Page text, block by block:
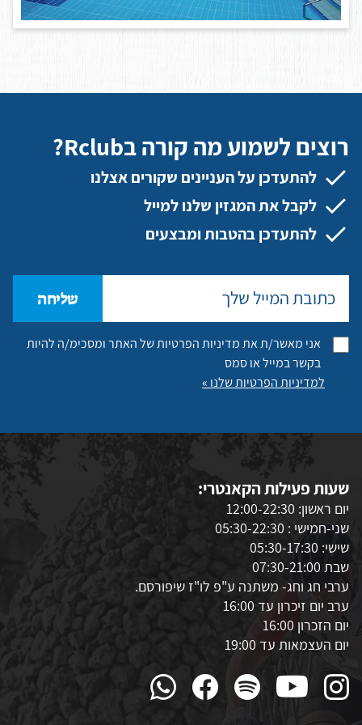
רוצים לשמוע מה קורה בRclub?
להתעדכן על העניינים שקורים אצלנו
לקבל את המגזין שלנו למייל
להתעדכן בהטבות ומבצעים
שליחה
אני מאשר/ת את מדיניות הפרטיות של האתר ומסכימ/ה להיות
בקשר במייל או סמס
למדיניות הפרטיות שלנו »
שעות פעילות הקאנטרי:
יום ראשון: 12:00-22:30
שני-חמישי : 05:30-22:30
שישי: 05:30-17:30
שבת 07:30-21:00
ערבי חג וחג- משתנה ע"פ לו"ז שיפורסם.
ערב יום זיכרון עד 16:00
יום הזכרון 16:00
יום העצמאות עד 19:00